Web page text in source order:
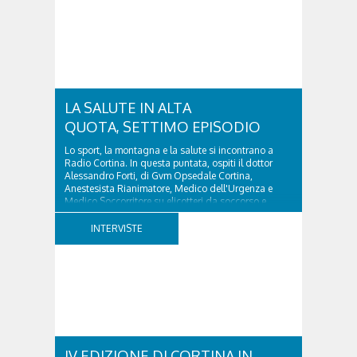
LA SALUTE IN ALTA
QUOTA, SETTIMO EPISODIO
Lo sport, la montagna e la salute si incontrano a
Radio Cortina. In questa puntata, ospiti il dottor
Alessandro Forti, di Gvm Opsedale Cortina,
Anestesista Rianimatore, Medico dell'Urgenza e
Medico Soccorritore su elicotteri da soccorso e
l'ingegner Michele Titton, delegato della sezione...
INTERVISTE